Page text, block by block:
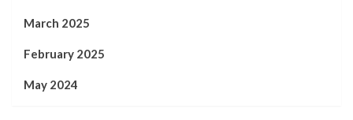
March 2025
February 2025
May 2024